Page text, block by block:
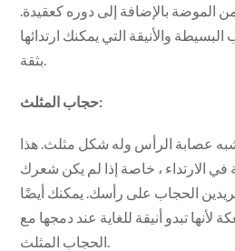
الموضة بالإضافة إلى دوره كعقيدة.
والأنيقة التي يمكنك ارتدائها
حجاب المثلث:
عصابة الرأس وله شكل مثلث. هذا
في الارتداء ، خاصة إذا لم يكن شعرك
الحجاب على رأسك. يمكنك أيضًا
تبدو أنيقة للغاية عند دمجها مع
الحجاب المثلث.